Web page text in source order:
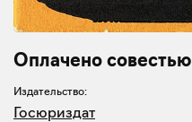
Оплачено совестью
Издательство:
Госюриздат